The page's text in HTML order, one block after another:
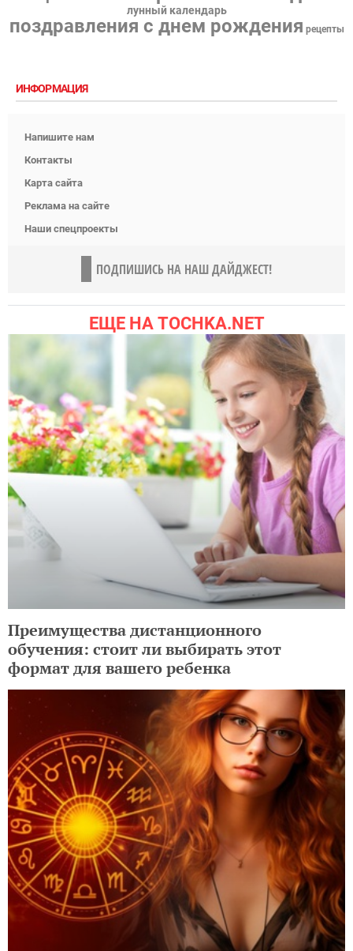
лунный календарь
поздравления с днем рождения рецепты
ИНФОРМАЦИЯ
Напишите нам
Контакты
Карта сайта
Реклама на сайте
Наши спецпроекты
ПОДПИШИСЬ НА НАШ ДАЙДЖЕСТ!
ЕЩЕ НА TOCHKA.NET
Преимущества дистанционного
обучения: стоит ли выбирать этот
формат для вашего ребенка